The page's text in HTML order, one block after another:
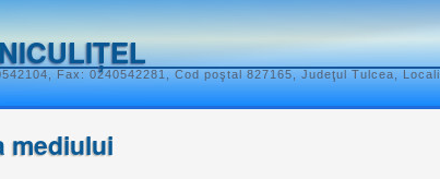
Fax: 0240542281, Cod poştal 827165, Judeţul Tulcea,
mediului